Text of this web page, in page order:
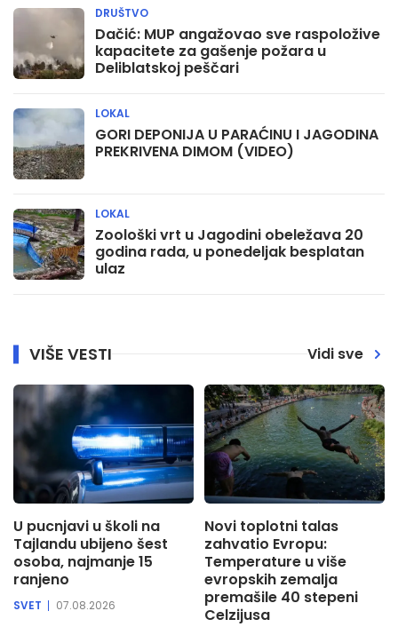
Dačić: MUP angažovao sve raspoložive
kapacitete za gašenje požara u
Deliblatskoj peščari
DRUŠTVO
GORI DEPONIJA U PARAĆINU I JAGODINA
PREKRIVENA DIMOM (VIDEO)
LOKAL
Zoološki vrt u Jagodini obeležava 20
godina rada, u ponedeljak besplatan
ulaz
LOKAL
VIŠE VESTI Vidi sve
U pucnjavi u školi na
Tajlandu ubijeno šest
osoba, najmanje 15
ranjeno
SVET 07.08.2026
Novi toplotni talas
zahvatio Evropu:
Temperature u više
evropskih zemalja
premašile 40 stepeni
Celzijusa